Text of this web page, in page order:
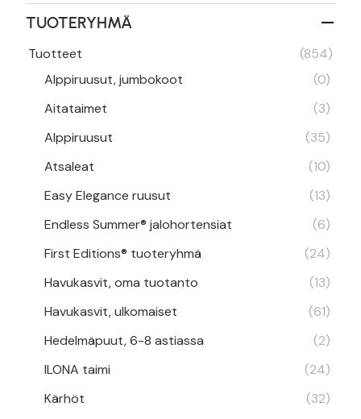
TUOTERYHMÄ
Tuotteet
(854)
Alppiruusut, jumbokoot
(0)
Aitataimet
(3)
Alppiruusut
(35)
Atsaleat
(10)
Easy Elegance ruusut
(13)
Endless Summer® jalohortensiat
(6)
First Editions® tuoteryhmä
(24)
Havukasvit, oma tuotanto
(13)
Havukasvit, ulkomaiset
(61)
Hedelmäpuut, 6-8 astiassa
(2)
ILONA taimi
(24)
Kärhöt
(32)